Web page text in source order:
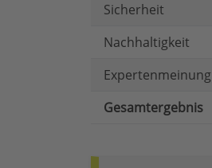
Sicherheit
Nachhaltigkeit
Expertenmeinung
Gesamtergebnis